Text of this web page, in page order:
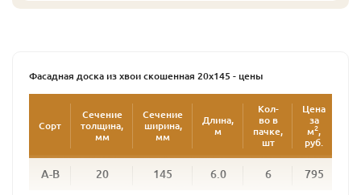
Фасадная доска из хвои скошенная 20х145 - цены
Сорт
Сечение
толщина,
мм
Сечение
ширина,
мм
Длина,
м
Кол-
во в
пачке,
шт
Цена
за
м2,
руб.
А-В 20 145 6.0 6 795